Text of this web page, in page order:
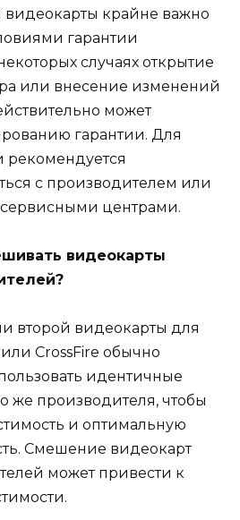
крайне важно
гарантии
случаях открытие
или внесение изменений
может
гарантии. Для
рекомендуется
с производителем или
центрами.
видеокарты
второй видеокарты для
CrossFire обычно
идентичные
же производителя, чтобы
и оптимальную
Смешение видеокарт
может привести к